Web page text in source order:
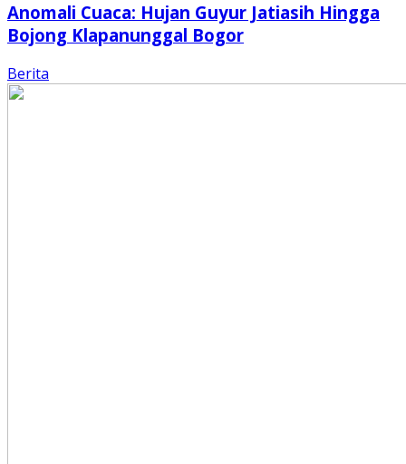
Anomali Cuaca: Hujan Guyur Jatiasih Hingga
Bojong Klapanunggal Bogor
Berita